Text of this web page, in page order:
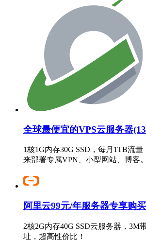
全球最便宜的VPS云服务器
1核1G内存30G SSD，每月1TB流
来部署专属VPN、小型网站、博客。
阿里云99元/年服务器专享购
2核2G内存40G SSD云服务器，3M
址，超高性价比！